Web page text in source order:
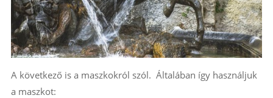
A következő is a maszkokról szól. Általában így használjuk
a maszkot: